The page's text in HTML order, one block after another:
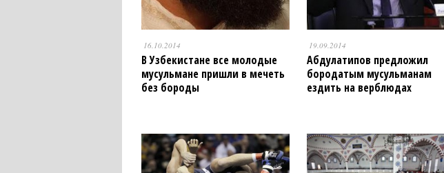
16.10.2014
В Узбекистане все молодые
мусульмане пришли в мечеть
без бороды
19.09.2014
Абдулатипов предложил
бородатым мусульманам
ездить на верблюдах